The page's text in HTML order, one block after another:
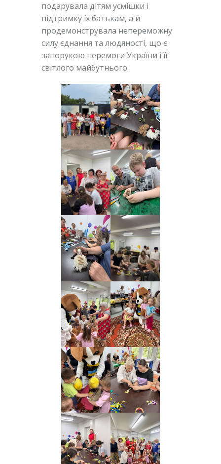
подарувала дітям усмішки і
підтримку їх батькам, а й
продемонструвала непереможну
силу єднання та людяності, що є
запорукою перемоги України і її
світлого майбутнього.